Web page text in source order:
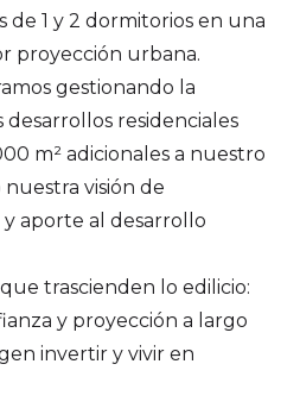
1 y 2 dormitorios en una
proyección urbana.
gestionando la
residenciales
m² adicionales a nuestro
visión de
aporte al desarrollo
trascienden lo edilicio:
y proyección a largo
invertir y vivir en